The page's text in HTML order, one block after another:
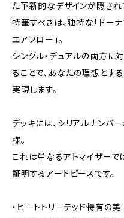
た革新的なデザインが隠され
特筆すべきは、独特な「ドーナ
エアフロー」。
シングル・デュアルの両方に
ることで、あなたの理想とす
実現します。
デッキには、シリアルナンバ
様。
これは単なるアトマイザーで
証明するアートピースです。
・ヒートトリーテッド特有の